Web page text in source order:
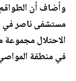
وأضاف أن
مستشفى ناصر في
في منطقة